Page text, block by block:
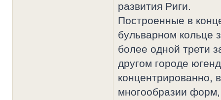
развития Риги.
Построенные в
бульварном кольце
более одной трети
другом городе
концентрированно,
многообразии форм,